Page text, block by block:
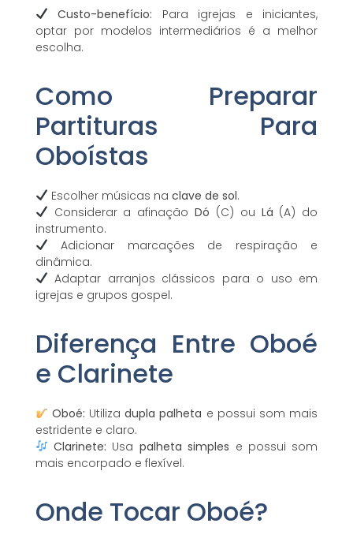
Custo-benefício: Para igrejas e iniciantes,
optar por modelos intermediários é a melhor
escolha.
Como Preparar
Partituras Para
Oboístas
Escolher músicas na clave de sol.
Considerar a afinaçãoDó (C) ou Lá (A) do
instrumento.
Adicionar marcações de respiração e
dinâmica.
Adaptar arranjos clássicos para o uso em
igrejas e grupos gospel.
Diferença Entre Oboé
e Clarinete
Oboé: Utilizadupla palheta e possui som mais
estridente e claro.
Clarinete: Usa palheta simples e possui som
mais encorpado e flexível.
Onde Tocar Oboé?